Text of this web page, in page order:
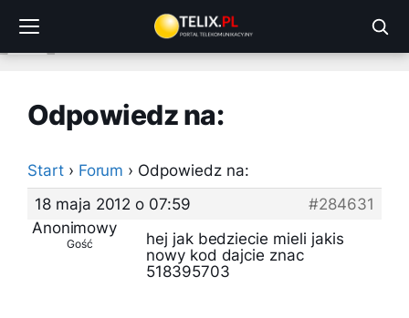
treści
Odpowiedz na:
Start › Forum › Odpowiedz na:
18 maja 2012 o 07:59
#284631
Anonimowy
Gość
hej jak bedziecie mieli jakis
nowy kod dajcie znac
518395703